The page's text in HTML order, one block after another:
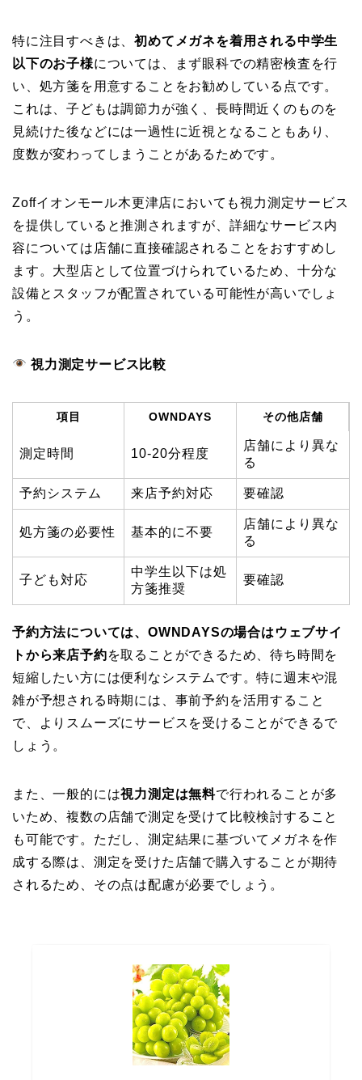
特に注目すべきは、初めてメガネを着用される中学生
以下のお子様については、まず眼科での精密検査を行
い、処方箋を用意することをお勧めしている点です。
これは、子どもは調節力が強く、長時間近くのものを
見続けた後などには一過性に近視となることもあり、
度数が変わってしまうことがあるためです。
Zoffイオンモール木更津店においても視力測定サービス
を提供していると推測されますが、詳細なサービス内
容については店舗に直接確認されることをおすすめし
ます。大型店として位置づけられているため、十分な
設備とスタッフが配置されている可能性が高いでしょ
う。
視力測定サービス比較
項目 OWNDAYS その他店舗
測定時間 10-20分程度
店舗により異な
る
予約システム 来店予約対応 要確認
処方箋の必要性 基本的に不要
店舗により異な
る
子ども対応
中学生以下は処
方箋推奨
要確認
予約方法については、OWNDAYSの場合はウェブサイ
トから来店予約を取ることができるため、待ち時間を
短縮したい方には便利なシステムです。特に週末や混
雑が予想される時期には、事前予約を活用すること
で、よりスムーズにサービスを受けることができるで
しょう。
また、一般的には視力測定は無料で行われることが多
いため、複数の店舗で測定を受けて比較検討すること
も可能です。ただし、測定結果に基づいてメガネを作
成する際は、測定を受けた店舗で購入することが期待
されるため、その点は配慮が必要でしょう。